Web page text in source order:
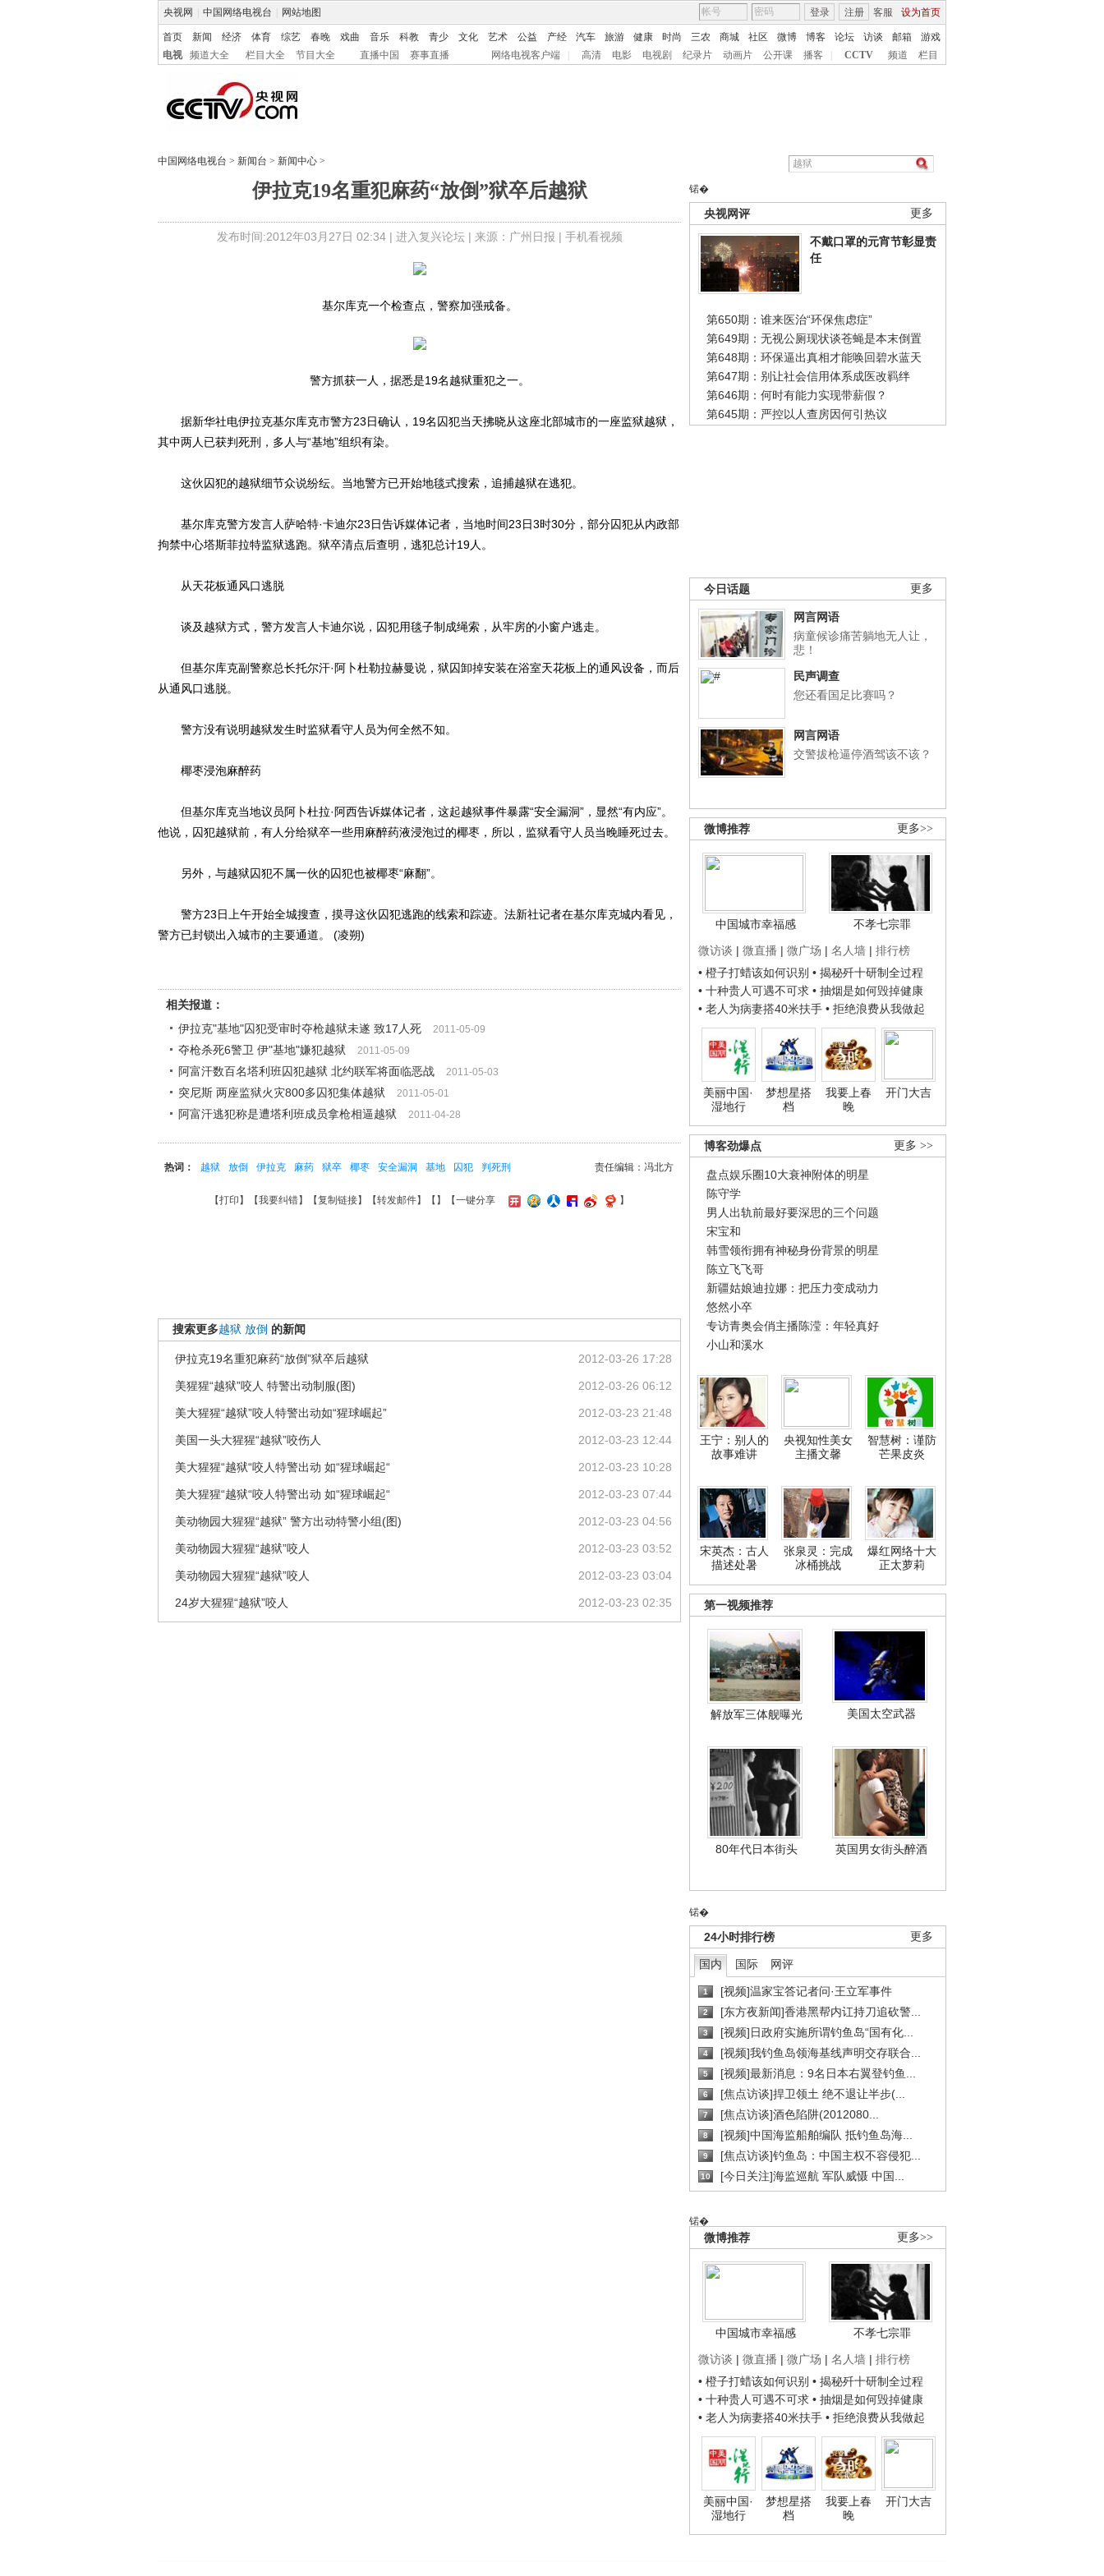
央视网 中国网络电视台 网站地图 客服 设为首页
登录 注册
首页 新闻 经济 体育 综艺 春晚 戏曲 音乐 科教 青少 文化 艺术 公益 产经 汽车 旅游 健康 时尚 三农 商城 社区 微博 博客 论坛 访谈 邮箱
游戏
电视
频道大全 栏目大全 节目大全 直播中国 赛事直播 网络电视客户端 高清 电影 电视剧 纪录片 动画片 公开课 播客 CCTV 频道 栏目
中国网络电视台 > 新闻台 > 新闻中心 >
伊拉克19名重犯麻药“放倒”狱卒后越狱
发布时间:2012年03月27日 02:34 | 进入复兴论坛| 来源：广州日报 | 手机看视频
锘�
更多
央视网评
不戴口罩的元宵节彰显责
任
第650期：谁来医治“环保焦虑症”
第649期：无视公厕现状谈苍蝇是本末倒置
第648期：环保逼出真相才能唤回碧水蓝天
第647期：别让社会信用体系成医改羁绊
第646期：何时有能力实现带薪假？
第645期：严控以人查房因何引热议
更多
今日话题
网言网语
病童候诊痛苦躺地无人让，
悲！
民声调查
您还看国足比赛吗？
网言网语
交警拔枪逼停酒驾该不该？
更多>>
微博推荐
中国城市幸福感
不孝七宗罪
微访谈 | 微直播 | 微广场 | 名人墙 | 排行榜
• 橙子打蜡该如何识别 • 揭秘歼十研制全过程
• 十种贵人可遇不可求 • 抽烟是如何毁掉健康
• 老人为病妻搭40米扶手 • 拒绝浪费从我做起
美丽中国·
湿地行
梦想星搭
档
我要上春
晚
开门大吉
更多 >>
博客劲爆点
盘点娱乐圈10大衰神附体的明星
陈守学
男人出轨前最好要深思的三个问题
宋宝和
韩雪领衔拥有神秘身份背景的明星
陈立飞飞哥
新疆姑娘迪拉娜：把压力变成动力
悠然小卒
专访青奥会俏主播陈滢：年轻真好
小山和溪水
王宁：别人的
故事难讲
央视知性美女
主播文馨
智慧树：谨防
芒果皮炎
宋英杰：古人
描述处暑
张泉灵：完成
冰桶挑战
爆红网络十大
正太萝莉
第一视频推荐
解放军三体舰曝光 美国太空武器
80年代日本街头 英国男女街头醉酒
锘�
更多
24小时排行榜
国内 国际 网评
1 [视频]温家宝答记者问·王立军事件
2 [东方夜新闻]香港黑帮内讧持刀追砍警...
3 [视频]日政府实施所谓钓鱼岛“国有化...
4 [视频]我钓鱼岛领海基线声明交存联合...
5 [视频]最新消息：9名日本右翼登钓鱼...
6 [焦点访谈]捍卫领土 绝不退让半步(...
7 [焦点访谈]酒色陷阱(2012080...
8 [视频]中国海监船舶编队 抵钓鱼岛海...
9 [焦点访谈]钓鱼岛：中国主权不容侵犯...
10 [今日关注]海监巡航 军队威慑 中国...
锘�
更多>>
微博推荐
中国城市幸福感
不孝七宗罪
微访谈 | 微直播 | 微广场 | 名人墙 | 排行榜
• 橙子打蜡该如何识别 • 揭秘歼十研制全过程
• 十种贵人可遇不可求 • 抽烟是如何毁掉健康
• 老人为病妻搭40米扶手 • 拒绝浪费从我做起
美丽中国·
湿地行
梦想星搭
档
我要上春
晚
开门大吉
基尔库克一个检查点，警察加强戒备。
警方抓获一人，据悉是19名越狱重犯之一。
据新华社电伊拉克基尔库克市警方23日确认，19名囚犯当天拂晓从这座北部城市的一座监狱越狱，
其中两人已获判死刑，多人与“基地”组织有染。
这伙囚犯的越狱细节众说纷纭。当地警方已开始地毯式搜索，追捕越狱在逃犯。
基尔库克警方发言人萨哈特·卡迪尔23日告诉媒体记者，当地时间23日3时30分，部分囚犯从内政部
拘禁中心塔斯菲拉特监狱逃跑。狱卒清点后查明，逃犯总计19人。
从天花板通风口逃脱
谈及越狱方式，警方发言人卡迪尔说，囚犯用毯子制成绳索，从牢房的小窗户逃走。
但基尔库克副警察总长托尔汗·阿卜杜勒拉赫曼说，狱囚卸掉安装在浴室天花板上的通风设备，而后
从通风口逃脱。
警方没有说明越狱发生时监狱看守人员为何全然不知。
椰枣浸泡麻醉药
但基尔库克当地议员阿卜杜拉·阿西告诉媒体记者，这起越狱事件暴露“安全漏洞”，显然“有内应”。
他说，囚犯越狱前，有人分给狱卒一些用麻醉药液浸泡过的椰枣，所以，监狱看守人员当晚睡死过去。
另外，与越狱囚犯不属一伙的囚犯也被椰枣“麻翻”。
警方23日上午开始全城搜查，摸寻这伙囚犯逃跑的线索和踪迹。法新社记者在基尔库克城内看见，
警方已封锁出入城市的主要通道。 (凌朔)
相关报道：
伊拉克"基地"囚犯受审时夺枪越狱未遂 致17人死
2011-05-09
夺枪杀死6警卫 伊"基地"嫌犯越狱 2011-05-09
阿富汗数百名塔利班囚犯越狱 北约联军将面临恶战 2011-05-03
突尼斯 两座监狱火灾800多囚犯集体越狱 2011-05-01
阿富汗逃犯称是遭塔利班成员拿枪相逼越狱 2011-04-28
责任编辑：冯北方
热词： 越狱 放倒 伊拉克 麻药 狱卒 椰枣 安全漏洞 基地 囚犯 判死刑
【打印 】【我要纠错】【复制链接】【转发邮件】【 】 【一键分享 】
搜索更多越狱 放倒 的新闻
2012-03-26 17:28
伊拉克19名重犯麻药“放倒”狱卒后越狱
2012-03-26 06:12
美猩猩“越狱”咬人 特警出动制服(图)
2012-03-23 21:48
美大猩猩“越狱”咬人特警出动如“猩球崛起”
2012-03-23 12:44
美国一头大猩猩“越狱”咬伤人
2012-03-23 10:28
美大猩猩“越狱“咬人特警出动 如“猩球崛起“
2012-03-23 07:44
美大猩猩“越狱“咬人特警出动 如“猩球崛起“
2012-03-23 04:56
美动物园大猩猩“越狱” 警方出动特警小组(图)
2012-03-23 03:52
美动物园大猩猩“越狱”咬人
2012-03-23 03:04
美动物园大猩猩“越狱”咬人
2012-03-23 02:35
24岁大猩猩“越狱”咬人